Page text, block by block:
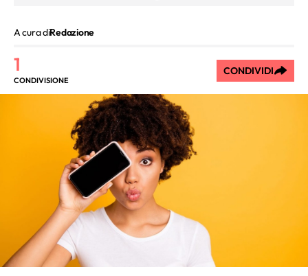
A cura diRedazione
1
CONDIVISIONE
CONDIVIDI